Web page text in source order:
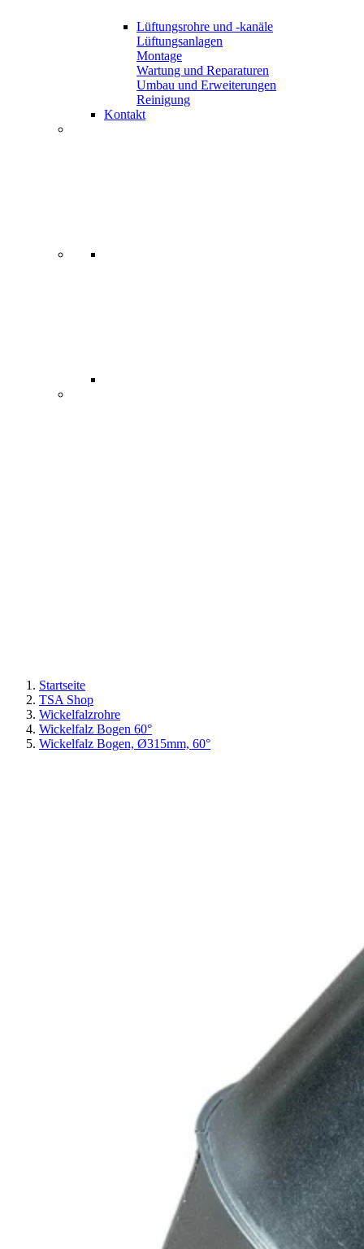
Lüftungsrohre und -kanäle
Lüftungsanlagen
Montage
Wartung und Reparaturen
Umbau und Erweiterungen
Reinigung
Kontakt
Startseite
TSA Shop
Wickelfalzrohre
Wickelfalz Bogen 60°
Wickelfalz Bogen, Ø315mm, 60°